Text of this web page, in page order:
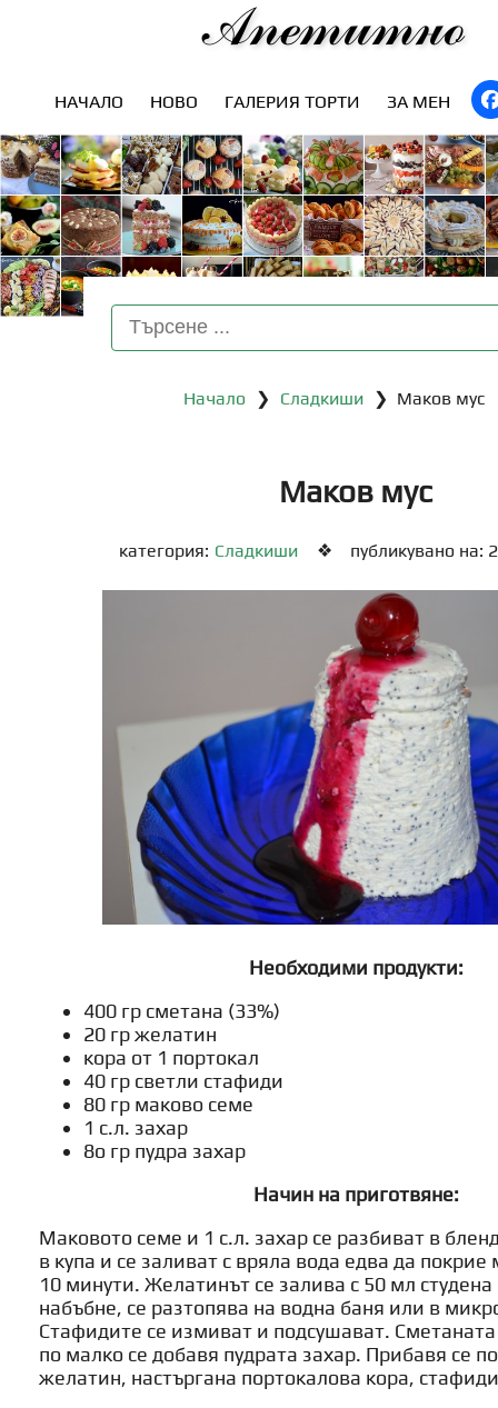
Апетитно
НАЧАЛО НОВО ГАЛЕРИЯ ТОРТИ ЗА МЕН
Начало ❯ Сладкиши ❯ Маков мус
Маков мус
категория: Сладкиши ❖ публикувано на:
Необходими продукти:
400 гр сметана (33%)
20 гр желатин
кора от 1 портокал
40 гр светли стафиди
80 гр маково семе
1 с.л. захар
8о гр пудра захар
Начин на приготвяне:
Маковото семе и 1 с.л. захар се разбиват в
в купа и се заливат с вряла вода едва да
10 минути. Желатинът се залива с 50 мл студена
набъбне, се разтопява на водна баня или в
Стафидите се измиват и подсушават. Сметаната
по малко се добавя пудрата захар. Прибавя се
желатин, настъргана портокалова кора,